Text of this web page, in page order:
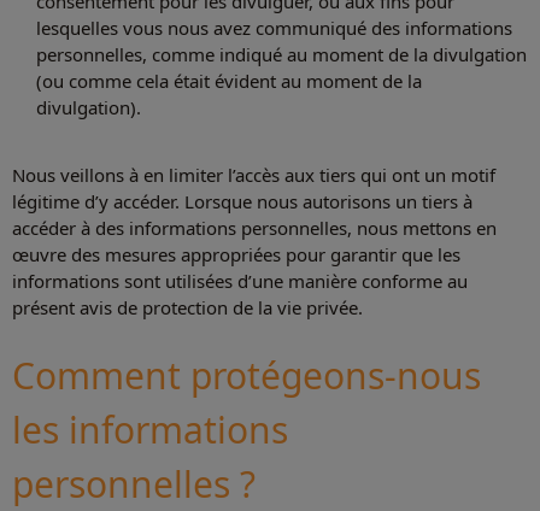
lesquelles vous nous avez communiqué des informations
personnelles, comme indiqué au moment de la divulgation
(ou comme cela était évident au moment de la
divulgation).
Nous veillons à en limiter l’accès aux tiers qui ont un motif
légitime d’y accéder. Lorsque nous autorisons un tiers à
accéder à des informations personnelles, nous mettons en
œuvre des mesures appropriées pour garantir que les
informations sont utilisées d’une manière conforme au
présent avis de protection de la vie privée.
Comment protégeons-nous
les informations
personnelles ?